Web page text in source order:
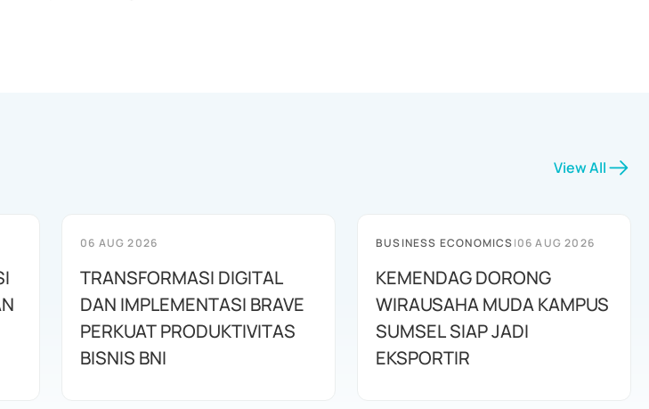
View All
06 AUG 2026
TRANSFORMASI DIGITAL
DAN IMPLEMENTASI BRAVE
PERKUAT PRODUKTIVITAS
BISNIS BNI
BUSINESS ECONOMICS|06 AUG 2026
KEMENDAG DORONG
WIRAUSAHA MUDA KAMPUS
SUMSEL SIAP JADI
EKSPORTIR